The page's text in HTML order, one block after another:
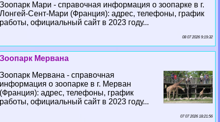
Зоопарк Мари - справочная информация о зоопарке в г.
Лонгeй-Сент-Мари (Франция): адрес, телефоны, график
работы, официальный сайт в 2023 году...
08 07 2026 9:19:32
Зоопарк Мервана
Зоопарк Мервана - справочная
информация о зоопарке в г. Мерван
(Франция): адрес, телефоны, график
работы, официальный сайт в 2023 году...
07 07 2026 18:21:56